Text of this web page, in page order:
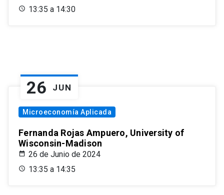
13:35 a 14:30
26 JUN
Microeconomía Aplicada
Fernanda Rojas Ampuero, University of
Wisconsin-Madison
26 de Junio de 2024
13:35 a 14:35